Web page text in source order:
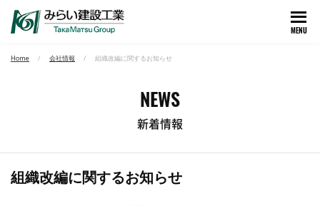
MENU
Home 会社情報 組織改編に関するお知らせ
NEWS
新着情報
組織改編に関するお知らせ